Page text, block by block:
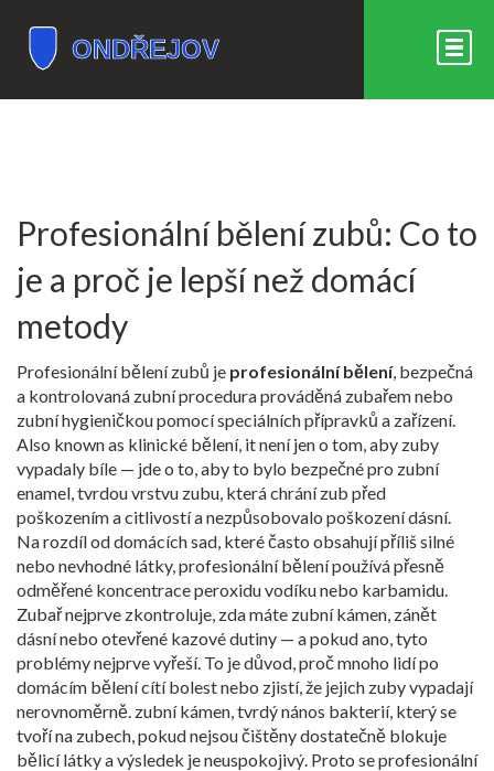
Profesionální bělení zubů: Co to
je a proč je lepší než domácí
metody
Profesionální bělení zubů je profesionální bělení, bezpečná
a kontrolovaná zubní procedura prováděná zubařem nebo
zubní hygieničkou pomocí speciálních přípravků a zařízení.
Also known as klinické bělení, it není jen o tom, aby zuby
vypadaly bíle — jde o to, aby to bylo bezpečné pro zubní
enamel,tvrdou vrstvu zubu, která chrání zub před
poškozením a citlivostía nezpůsobovalo poškození dásní.
Na rozdíl od domácích sad, které často obsahují příliš silné
nebo nevhodné látky, profesionální bělení používá přesně
odměřené koncentrace peroxidu vodíku nebo karbamidu.
Zubař nejprve zkontroluje, zda máte zubní kámen, zánět
dásní nebo otevřené kazové dutiny — a pokud ano, tyto
problémy nejprve vyřeší. To je důvod, proč mnoho lidí po
domácím bělení cítí bolest nebo zjistí, že jejich zuby vypadají
nerovnoměrně. zubní kámen,tvrdý nános bakterií, který se
tvoří na zubech, pokud nejsou čištěny dostatečně blokuje
bělicí látky a výsledek je neuspokojivý. Proto se profesionální